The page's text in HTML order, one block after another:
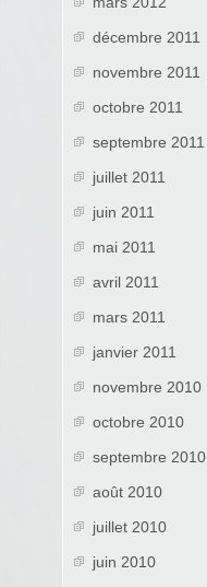
décembre 2011
novembre 2011
octobre 2011
septembre 2011
juillet 2011
juin 2011
mai 2011
avril 2011
mars 2011
janvier 2011
novembre 2010
octobre 2010
septembre 2010
août 2010
juillet 2010
juin 2010